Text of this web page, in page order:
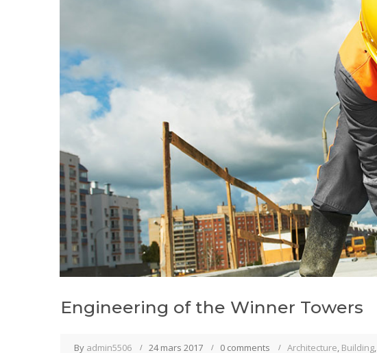
Engineering of the Winner Towers
By admin5506 24 mars 2017 0 comments Architecture, Building,